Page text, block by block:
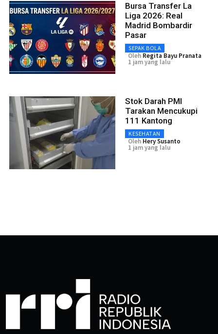
Bursa Transfer La
Liga 2026: Real
Madrid Bombardir
Pasar
SEPAK BOLA
Oleh Regita Bayu Pranata
1 jam yang lalu
Stok Darah PMI
Tarakan Mencukupi
111 Kantong
KESEHATAN
Oleh Hery Susanto
1 jam yang lalu